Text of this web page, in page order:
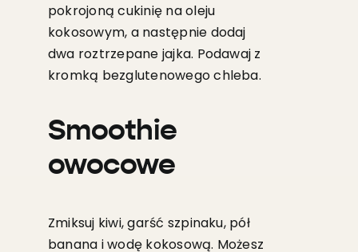
pokrojoną cukinię na oleju
kokosowym, a następnie dodaj
dwa roztrzepane jajka. Podawaj z
kromką bezglutenowego chleba.
Smoothie
owocowe
Zmiksuj kiwi, garść szpinaku, pół
banana i wodę kokosową. Możesz